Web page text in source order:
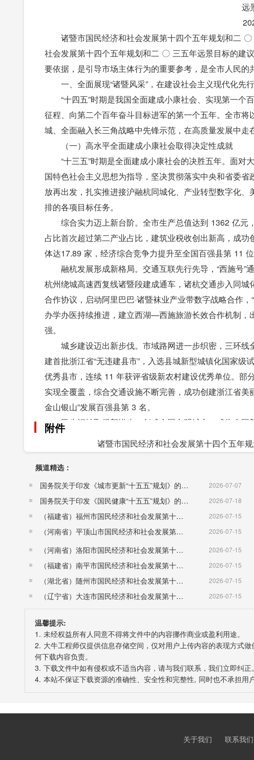
远
诸暨市国民经济和社会发展第十四个五年规划和二
社会发展第十四个五年规划和二 〇 三五年远景目标的建
要依据，是引导市场主体行为的重要参考，是全市人民的
一、全面展现“诸暨风采”，在建设社会主义现代化先
“十四五”时期是我国全面建成小康社会、实现第一
征程、向第二个百年奋斗目标进军的第一个五年。全市
城、全面融入长三角战略中先锋示范，在高质量发展中走
（一）高水平全面建成小康社会取得决定性成就
“十三五”时期是全面建成小康社会的决胜五年。面
国特色社会主义思想为指导，坚决贯彻落实中央和省委
放再出发，扎实推进接沪融杭同城化、产业转型数字化
排的各项目标任务。
综合实力迈上新台阶。全市生产总值达到 1362 亿
占比首次超过第二产业占比，建筑业税收创出新高，成功
体达17.89 家，经济综合竞争力提升至全国百强县第 11 位
融杭发展形成新格局。交通互联先行先导，“西施号”
杭州绕城高速西复线诸暨段建成通车，诸杭交通步入同
合作协议，启动阿里巴巴·诸暨袜业产业带数字战略合作
办学办医持续推进，建立西湖—西施旅游长效合作机制
强。
城乡建设迈出新步伐。市域路网进一步织密，三环
建首批浙江省“无违建县市”，入选县城新型城镇化国家
优秀县市，连续 11 年获评省级新农村建设优秀单位。部
实现全覆盖，综合交通设施不断完善，成功创建浙江省美
金山银山”发展百强县第 3 名。
民生福祉取得新进步。创成全国文明城市，成为全国
（市）和省教育基本现代化县（市）。建立与全面小康
果，城乡居民基本养老和医疗保险提标扩面，市内医疗
13 年超过城镇居民，城乡居民人均收入比缩小至 1.67 ∶
生态环境呈现新风貌。生态环境状况指数（ EI ）连
成为全省首个全域通过小城镇环境综合整治考核验收的
上风景、面上胜景”的美丽乡村发展格局。
社会治理打开新局面。深入开展“枫桥式公安派出所
处化解中心，“三服务”活动常态化推进，枫桥学院主体完
治诸暨建设全面深入推进，获得“一星平安金鼎”，省平安
改革驱动增添新活力。强化机构编制管理刚性约束
程“最多跑一次”纵深推进，网上自助办、掌上移动办、无
实现全覆盖。创新实施综合执法“首发响应”机制，完成
小镇等特色小镇成为诸暨金名片。
在取得成绩的同时，也要清醒地看到：经济社会发展
业改造升级和新兴产业培育发展不快；城市能级不够，
引育、氛围营造等方面有待突破；重点领域关键环节的改
全生产、防灾减灾等领域仍存在短板弱项。针对这些问题
目标，找准方向、找准方位、找准路径，努力实现经济社
未来五年是发展环境呈现三个“新”的特殊时期：一
附件
诸暨市国民经济和社会发展第十四个五年
频道精选：
国务院关于印发《城市更新“十五五”规划》的通知（国发〔2026〕12号）
2026-07-07
国务院关于印发《国民健康“十五五”规划》的通知 （国发〔2026〕23号） 2026-07-18
（福建省）福州市国民经济和社会发展第十五个五年规划纲要 2026-07-15
（河南省）平顶山市国民经济和社会发展第十五个五年规划纲要 2026-07-15
（河南省）洛阳市国民经济和社会发展第十五个五年规划纲要 2026-07-15
（福建省）南平市国民经济和社会发展第十五个五年规划纲要 2026-07-15
（湖北省）随州市国民经济和社会发展第十五个五年规划纲要 2026-07-15
（辽宁省）大连市国民经济和社会发展第十五个五年规划纲要 2026-07-15
温馨提示:
1. 未经权益所有人同意不得将文件中的内容挪作商业或盈利用途。
2. 大牛工程师仅提供信息存储空间，仅对用户上传内容的表现方式
何下载内容负责。
3. 下载文件中如有侵权或不适当内容，请与我们联系，我们立即纠正。
4. 本站不保证下载资源的准确性、安全性和完整性, 同时也不承担用
关于我们 联系我们